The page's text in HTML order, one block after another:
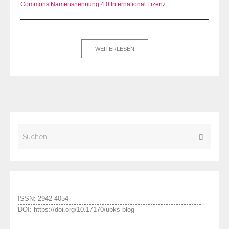
Commons Namensnennung 4.0 International Lizenz.
WEITERLESEN
ISSN: 2942-4054
DOI: https://doi.org/10.17170/ubks-blog